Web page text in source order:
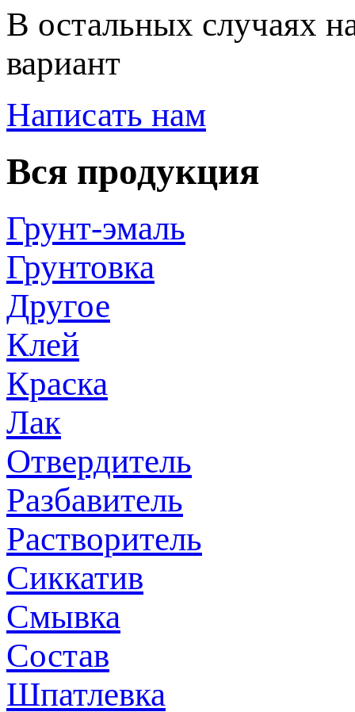
В остальных случаях
вариант
Написать нам
Вся продукция
Грунт-эмаль
Грунтовка
Другое
Клей
Краска
Лак
Отвердитель
Разбавитель
Растворитель
Сиккатив
Смывка
Состав
Шпатлевка